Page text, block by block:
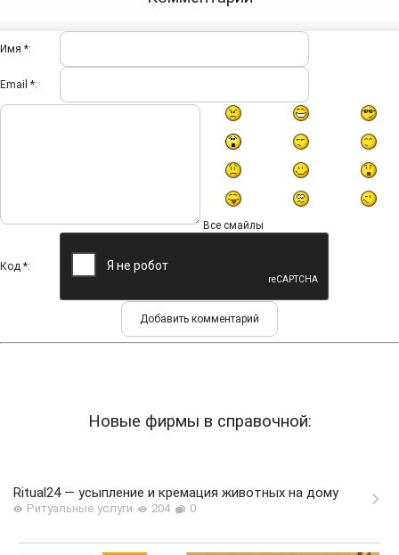
Имя *:
Email *:
Все смайлы
Код *:
Новые фирмы в справочной:
Ritual24 — усыпление и кремация животных на дому
Ритуальные услуги 204 0